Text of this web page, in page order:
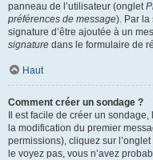
panneau de l’utilisateur (onglet
préférences de message). Par la
signature d’être ajoutée à un
signature dans le formulaire de
Haut
Comment créer un sondage ?
Il est facile de créer un
la modification du premier
permissions), cliquez sur l’onglet
le voyez pas, vous n’avez